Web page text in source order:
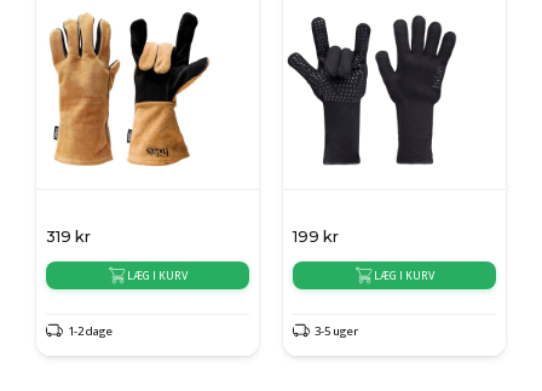
319 kr
LÆG I KURV
1-2 dage
199 kr
LÆG I KURV
3-5 uger